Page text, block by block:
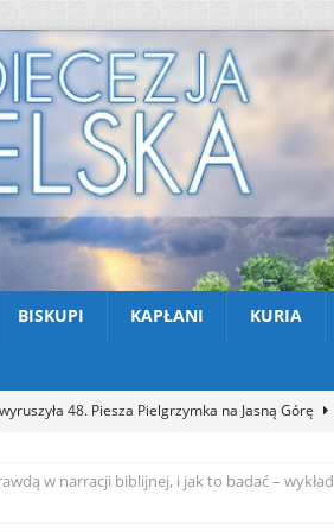
BISKUPI KAPŁANI KURIA
48. Piesza Pielgrzymka na Jasną Górę
śp. Jerzy Gasperski
AKTUALNOŚCI
w narracji biblijnej, i jak to badać – wykład